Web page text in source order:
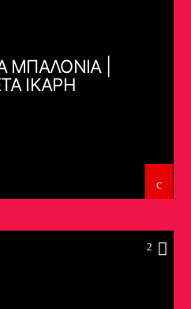
ΜΠΑΛΟΝΙΑ |
ΙΚΑΡΗ
2